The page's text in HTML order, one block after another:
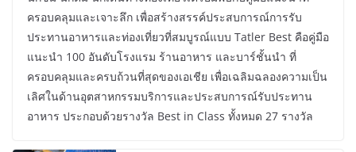
ครอบคลุมและเจาะลึก เพื่อสร้างสรรค์ประสบการณ์การรับ
ประทานอาหารและท่องเที่ยวที่สมบูรณ์แบบ Tatler Best คือคู่มือ
แนะนำ 100 อันดับโรงแรม ร้านอาหาร และบาร์ชั้นนำ ที่
ครอบคลุมและครบถ้วนที่สุดของเอเชีย เพื่อเฉลิมฉลองความเป็น
เลิศในด้านอุตสาหกรรมบริการและประสบการณ์รับประทาน
อาหาร ประกอบด้วยรางวัล Best in Class ทั้งหมด 27 รางวัล